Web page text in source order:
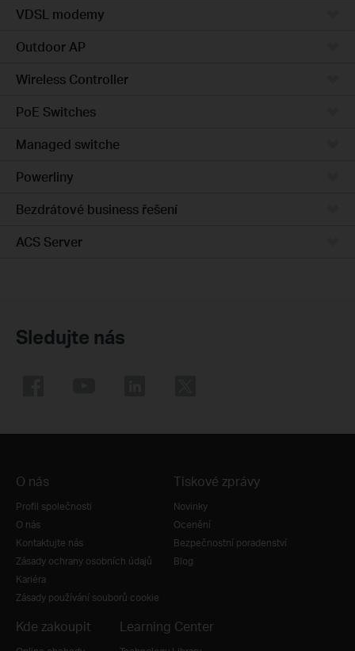
VDSL modemy
Outdoor AP
Wireless Controller
PoE Switches
Managed switche
Powerliny
Bezdrátové business řešení
ACS Server
Sledujte nás
O nás
Profil společnosti
O nás
Kontaktujte nás
Zásady ochrany osobních údajů
Kariéra
Zásady používání souborů cookie
Tiskové zprávy
Novinky
Ocenění
Bezpečnostní poradenství
Blog
Kde zakoupit Learning Center